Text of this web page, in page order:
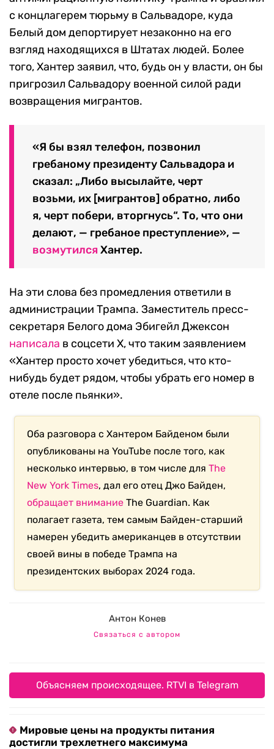
с концлагерем тюрьму в Сальвадоре, куда
Белый дом депортирует незаконно на его
взгляд находящихся в Штатах людей. Более
того, Хантер заявил, что, будь он у власти, он бы
пригрозил Сальвадору военной силой ради
возвращения мигрантов.
«Я бы взял телефон, позвонил
гребаному президенту Сальвадора и
сказал: „Либо высылайте, черт
возьми, их [мигрантов] обратно, либо
я, черт побери, вторгнусь“. То, что они
делают, — гребаное преступление», —
возмутился Хантер.
На эти слова без промедления ответили в
администрации Трампа. Заместитель пресс-
секретаря Белого дома Эбигейл Джексон
написала в соцсети X, что таким заявлением
«Хантер просто хочет убедиться, что кто-
нибудь будет рядом, чтобы убрать его номер в
отеле после пьянки».
Оба разговора с Хантером Байденом были
опубликованы на YouTube после того, как
несколько интервью, в том числе дляThe
New York Times, дал его отец Джо Байден,
обращает внимание The Guardian. Как
полагает газета, тем самым Байден-старший
намерен убедить американцев в отсутствии
своей вины в победе Трампа на
президентских выборах 2024 года.
Антон Конев
Связаться с автором
Объясняем происходящее. RTVI в Telegram
Мировые цены на продукты питания
достигли трехлетнего максимума